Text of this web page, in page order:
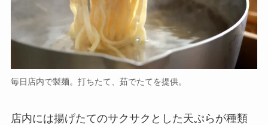
毎日店内で製麺。打ちたて、茹でたてを提供。
店内には揚げたてのサクサクとした天ぷらが種類